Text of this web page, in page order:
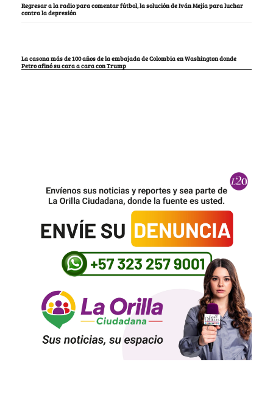
Regresar a la radio para comentar fútbol, la solución de Iván Mejía para luchar
contra la depresión
La casona más de 100 años de la embajada de Colombia en Washington donde
Petro afinó su cara a cara con Trump